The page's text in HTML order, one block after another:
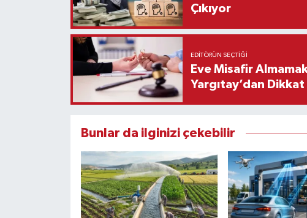
Çıkıyor
EDITÖRÜN SEÇTIĞI
Eve Misafir
Yargıtay’dan
Bunlar da ilginizi çekebilir